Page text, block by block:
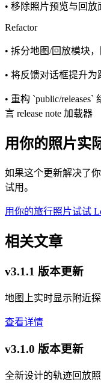
• 移除照片预览与回
Refactor
• 拆分地图/回放模块
• 将反馈对话框提升为
• 重构 `public/
言 release note 加载器
用你的照片实
如果这个更新解决了
试用。
用你的旅行照片试试
相关文章
v3.1.1 版本更新
地图上实时显示附近
查看详情
v3.1.0 版本更新
全新设计的轨迹回放